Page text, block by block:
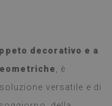
decorativo e a
, è
versatile e di